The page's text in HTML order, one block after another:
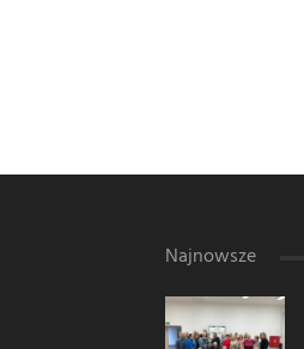
Najnowsze